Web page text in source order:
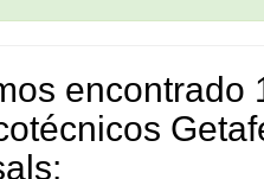
encontrado